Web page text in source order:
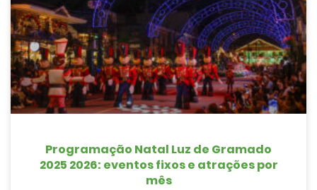
Programação Natal Luz de Gramado
2025 2026: eventos fixos e atrações por
mês